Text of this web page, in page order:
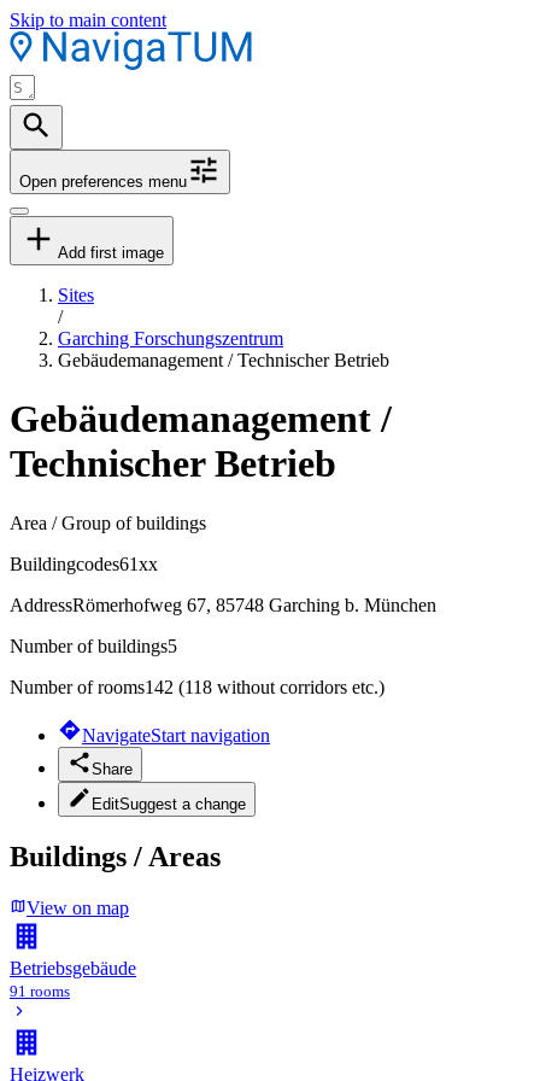
Skip to main content
Open preferences menu
Add first image
Sites
/
Garching Forschungszentrum
Gebäudemanagement / Technischer Betrieb
Gebäudemanagement /
Technischer Betrieb
Area / Group of buildings
Buildingcodes61xx
AddressRömerhofweg 67, 85748 Garching b. München
Number of buildings5
Number of rooms142 (118 without corridors etc.)
NavigateStart navigation
Share
EditSuggest a change
Buildings / Areas
View on map
Betriebsgebäude
91 rooms
Heizwerk